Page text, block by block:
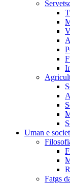
Uman e
Fatgs